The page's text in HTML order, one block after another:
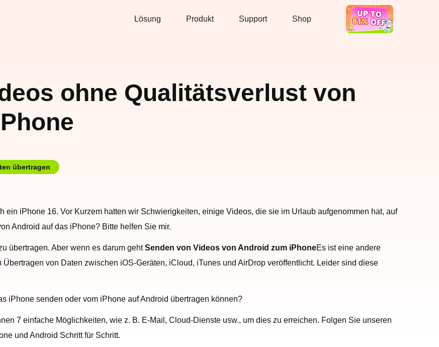
Lösung Produkt Support Shop
Hot Deal
ohne Qualitätsverlust von
übertragen
ein iPhone 16. Vor Kurzem hatten wir Schwierigkeiten, einige Videos, die sie im Urlaub aufgenommen hat, auf
Android auf das iPhone? Bitte helfen Sie mir.
übertragen. Aber wenn es darum gehtSenden von Videos von Android zum iPhoneEs ist eine andere
von Daten zwischen iOS-Geräten, iCloud, iTunes und AirDrop veröffentlicht. Leider sind diese
iPhone senden oder vom iPhone auf Android übertragen können?
7 einfache Möglichkeiten, wie z. B. E-Mail, Cloud-Dienste usw., um dies zu erreichen. Folgen Sie unseren
und Android Schritt für Schritt.